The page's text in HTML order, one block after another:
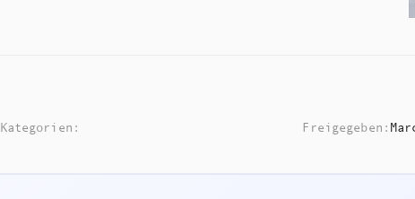
Kategorien: Freigegeben: